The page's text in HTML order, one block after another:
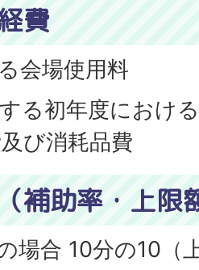
費
会場使用料
る初年度におけ
び消耗品費
補助率・上限
場合 10分の10（